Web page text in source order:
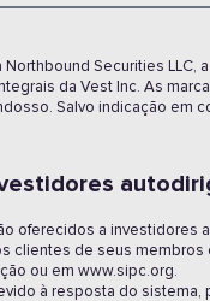
Securities
da Vest Inc. As
Salvo indicação em
oferecidos a investidores
clientes de seus
ou em www.sipc.org.
à resposta do